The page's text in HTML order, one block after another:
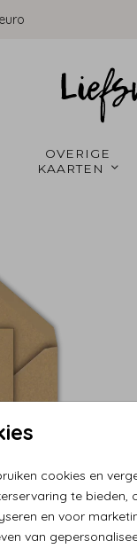
OVERIGE
KAARTEN
cookies en
te bieden,
en voor
van